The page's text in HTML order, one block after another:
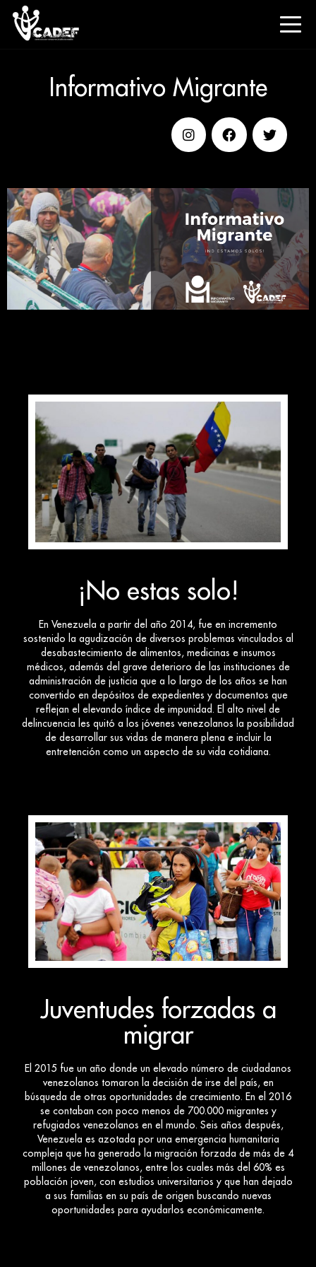
Informativo Migrante
¡No estas solo!
En Venezuela a partir del año 2014, fue en incremento
sostenido la agudización de diversos problemas vinculados al
desabastecimiento de alimentos, medicinas e insumos
médicos, además del grave deterioro de las instituciones de
administración de justicia que a lo largo de los años se han
convertido en depósitos de expedientes y documentos que
reflejan el elevando índice de impunidad. El alto nivel de
delincuencia les quitó a los jóvenes venezolanos la posibilidad
de desarrollar sus vidas de manera plena e incluir la
entretención como un aspecto de su vida cotidiana.
Juventudes forzadas a
migrar
El 2015 fue un año donde un elevado número de ciudadanos
venezolanos tomaron la decisión de irse del país, en
búsqueda de otras oportunidades de crecimiento. En el 2016
se contaban con poco menos de 700.000 migrantes y
refugiados venezolanos en el mundo. Seis años después,
Venezuela es azotada por una emergencia humanitaria
compleja que ha generado la migración forzada de más de 4
millones de venezolanos, entre los cuales más del 60% es
población joven, con estudios universitarios y que han dejado
a sus familias en su país de origen buscando nuevas
oportunidades para ayudarlos económicamente.